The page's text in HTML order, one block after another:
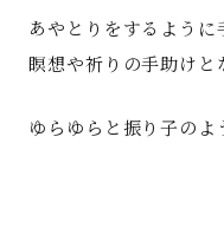
あやとりをするように
瞑想や祈りの手助けと
ゆらゆらと振り子のよ